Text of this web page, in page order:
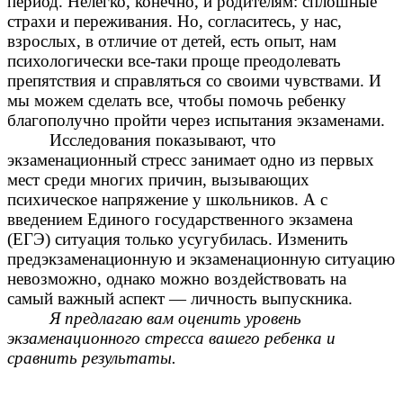
страхи и переживания. Но, согласитесь, у нас,
взрослых, в отличие от детей, есть опыт, нам
психологически все-таки проще преодолевать
препятствия и справляться со своими чувствами. И
мы можем сделать все, чтобы помочь ребенку
благополучно пройти через испытания экзаменами.
Исследования показывают, что
экзаменационный стресс занимает одно из первых
мест среди многих причин, вызывающих
психическое напряжение у школьников. А с
введением Единого государственного экзамена
(ЕГЭ) ситуация только усугубилась. Изменить
предэкзаменационную и экзаменационную ситуацию
невозможно, однако можно воздействовать на
самый важный аспект — личность выпускника.
Я предлагаю вам оценить уровень
экзаменационного стресса вашего ребенка и
сравнить результаты.